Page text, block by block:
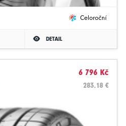
Celoroční
DETAIL
6 796 Kč
283.18 €